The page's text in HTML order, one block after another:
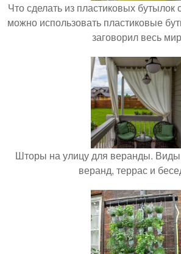
Что сделать из пластиковых бутылок
можно использовать пластиковые
заговорил весь мир
Шторы на улицу для веранды.
веранд, террас и